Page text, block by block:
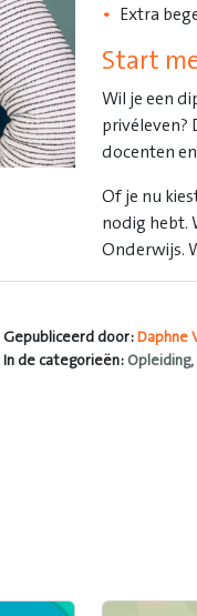
Extra
Start
Wil je een
privéleven?
docenten
Of je nu
nodig hebt.
Onderwijs.
Gepubliceerd door: Daphne
In de categorieën: Opleiding,